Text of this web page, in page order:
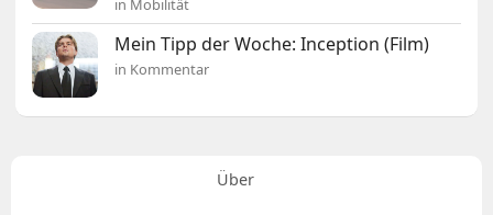
in Mobilität
Mein Tipp der Woche: Inception (Film)
in Kommentar
Über